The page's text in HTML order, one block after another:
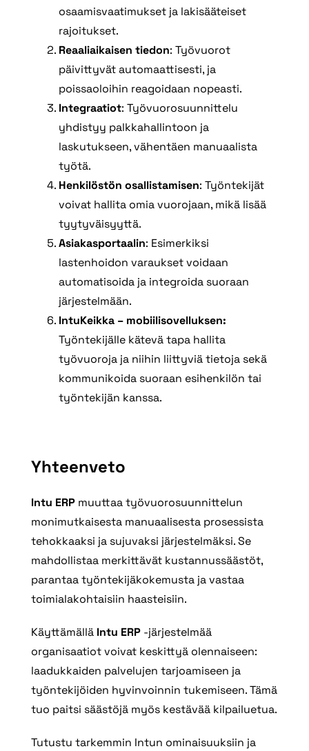
osaamisvaatimukset ja lakisääteiset
rajoitukset.
Reaaliaikaisen tiedon: Työvuorot
päivittyvät automaattisesti, ja
poissaoloihin reagoidaan nopeasti.
Integraatiot: Työvuorosuunnittelu
yhdistyy palkkahallintoon ja
laskutukseen, vähentäen manuaalista
työtä.
Henkilöstön osallistamisen: Työntekijät
voivat hallita omia vuorojaan, mikä lisää
tyytyväisyyttä.
Asiakasportaalin: Esimerkiksi
lastenhoidon varaukset voidaan
automatisoida ja integroida suoraan
järjestelmään.
IntuKeikka – mobiilisovelluksen:
Työntekijälle kätevä tapa hallita
työvuoroja ja niihin liittyviä tietoja sekä
kommunikoida suoraan esihenkilön tai
työntekijän kanssa.
Yhteenveto
Intu ERPmuuttaa työvuorosuunnittelun
monimutkaisesta manuaalisesta prosessista
tehokkaaksi ja sujuvaksi järjestelmäksi. Se
mahdollistaa merkittävät kustannussäästöt,
parantaa työntekijäkokemusta ja vastaa
toimialakohtaisiin haasteisiin.
Käyttämällä Intu ERP-järjestelmää
organisaatiot voivat keskittyä olennaiseen:
laadukkaiden palvelujen tarjoamiseen ja
työntekijöiden hyvinvoinnin tukemiseen. Tämä
tuo paitsi säästöjä myös kestävää kilpailuetua.
Tutustu tarkemmin Intun ominaisuuksiin ja